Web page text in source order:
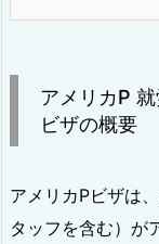
アメリカP
ビザの概要
アメリカPビザは
タッフを含む）が